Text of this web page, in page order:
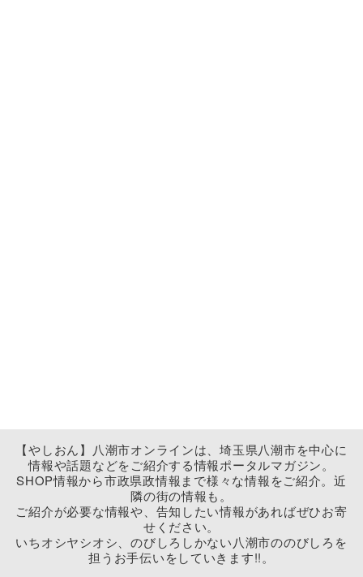
【やしおん】八潮市オンラインは、埼玉県八潮市を中心に
情報や話題などをご紹介する情報ポータルマガジン。
SHOP情報から市政県政情報まで様々な情報をご紹介。近
隣の街の情報も。
ご紹介が必要な情報や、告知したい情報があればぜひお寄
せください。
いちオシヤシオシ、のびしろしかない八潮市ののびしろを
担うお手伝いをしていきます!!。